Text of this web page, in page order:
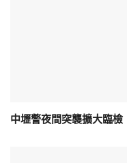
中壢警夜間突襲擴大臨